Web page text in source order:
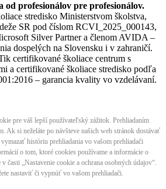
od profesionálov pre profesionálov.
stredisko Ministerstvom školstva,
SR pod číslom RCVI_2025_000143,
Silver Partner a členom AVIDA –
dospelých na Slovensku i v zahraničí.​​​​​​​​​​​​​​​​
certifikované školiace centrum s
​​​​​​​​​​a certifikované školiace stredisko podľa
– garancia kvality vo vzdelávaní.
pre váš lepší používateľský zážitok. Prehliadaním
Ak si neželáte po návšteve našich web stránok dostávať
históriu prehliadania vo vašom prehliadači
o tom, ktoré cookies používame a informácie o
časti „Nastavenie cookie a ochrana osobných údajov“.
nastaviť či vypnúť vo vašom prehliadači.